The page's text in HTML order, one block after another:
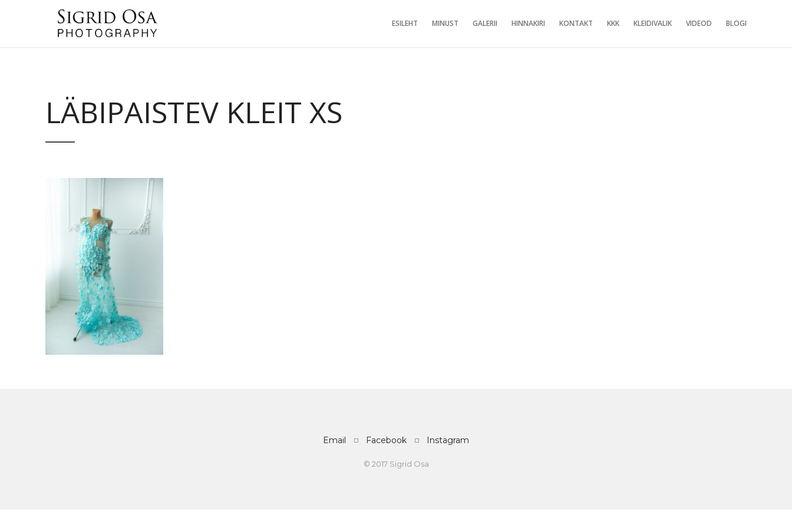
ESILEHT MINUST GALERII HINNAKIRI KONTAKT KKK KLEIDIVALIK VIDEOD BLOGI
LÄBIPAISTEV KLEIT XS
Email Facebook Instagram
© 2017 Sigrid Osa